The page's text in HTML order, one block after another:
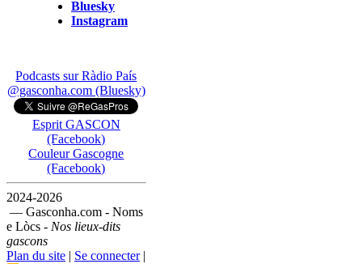
Bluesky
Instagram
Podcasts sur Ràdio País
@gasconha.com (Bluesky)
Esprit GASCON
(Facebook)
Couleur Gascogne
(Facebook)
2024-2026
— Gasconha.com - Noms
e Lòcs - Nos lieux-dits
gascons
Plan du site | Se connecter|